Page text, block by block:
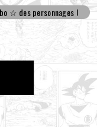
☆ des personnages !